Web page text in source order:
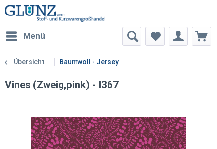
Menü
Übersicht Baumwoll - Jersey
Vines (Zweig,pink) - I367